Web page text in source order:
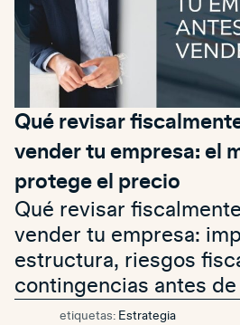
Qué revisar
vender tu empresa: el
protege el precio
Qué revisar
vender tu empresa:
estructura, riesgos
contingencias antes
etiquetas: Estrategia